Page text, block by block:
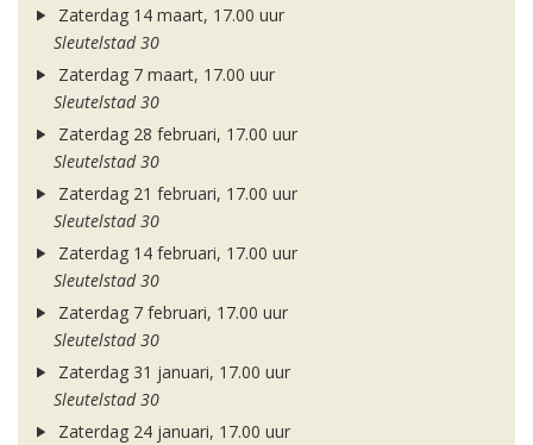
Zaterdag 14 maart, 17.00 uur
Sleutelstad 30
Zaterdag 7 maart, 17.00 uur
Sleutelstad 30
Zaterdag 28 februari, 17.00 uur
Sleutelstad 30
Zaterdag 21 februari, 17.00 uur
Sleutelstad 30
Zaterdag 14 februari, 17.00 uur
Sleutelstad 30
Zaterdag 7 februari, 17.00 uur
Sleutelstad 30
Zaterdag 31 januari, 17.00 uur
Sleutelstad 30
Zaterdag 24 januari, 17.00 uur